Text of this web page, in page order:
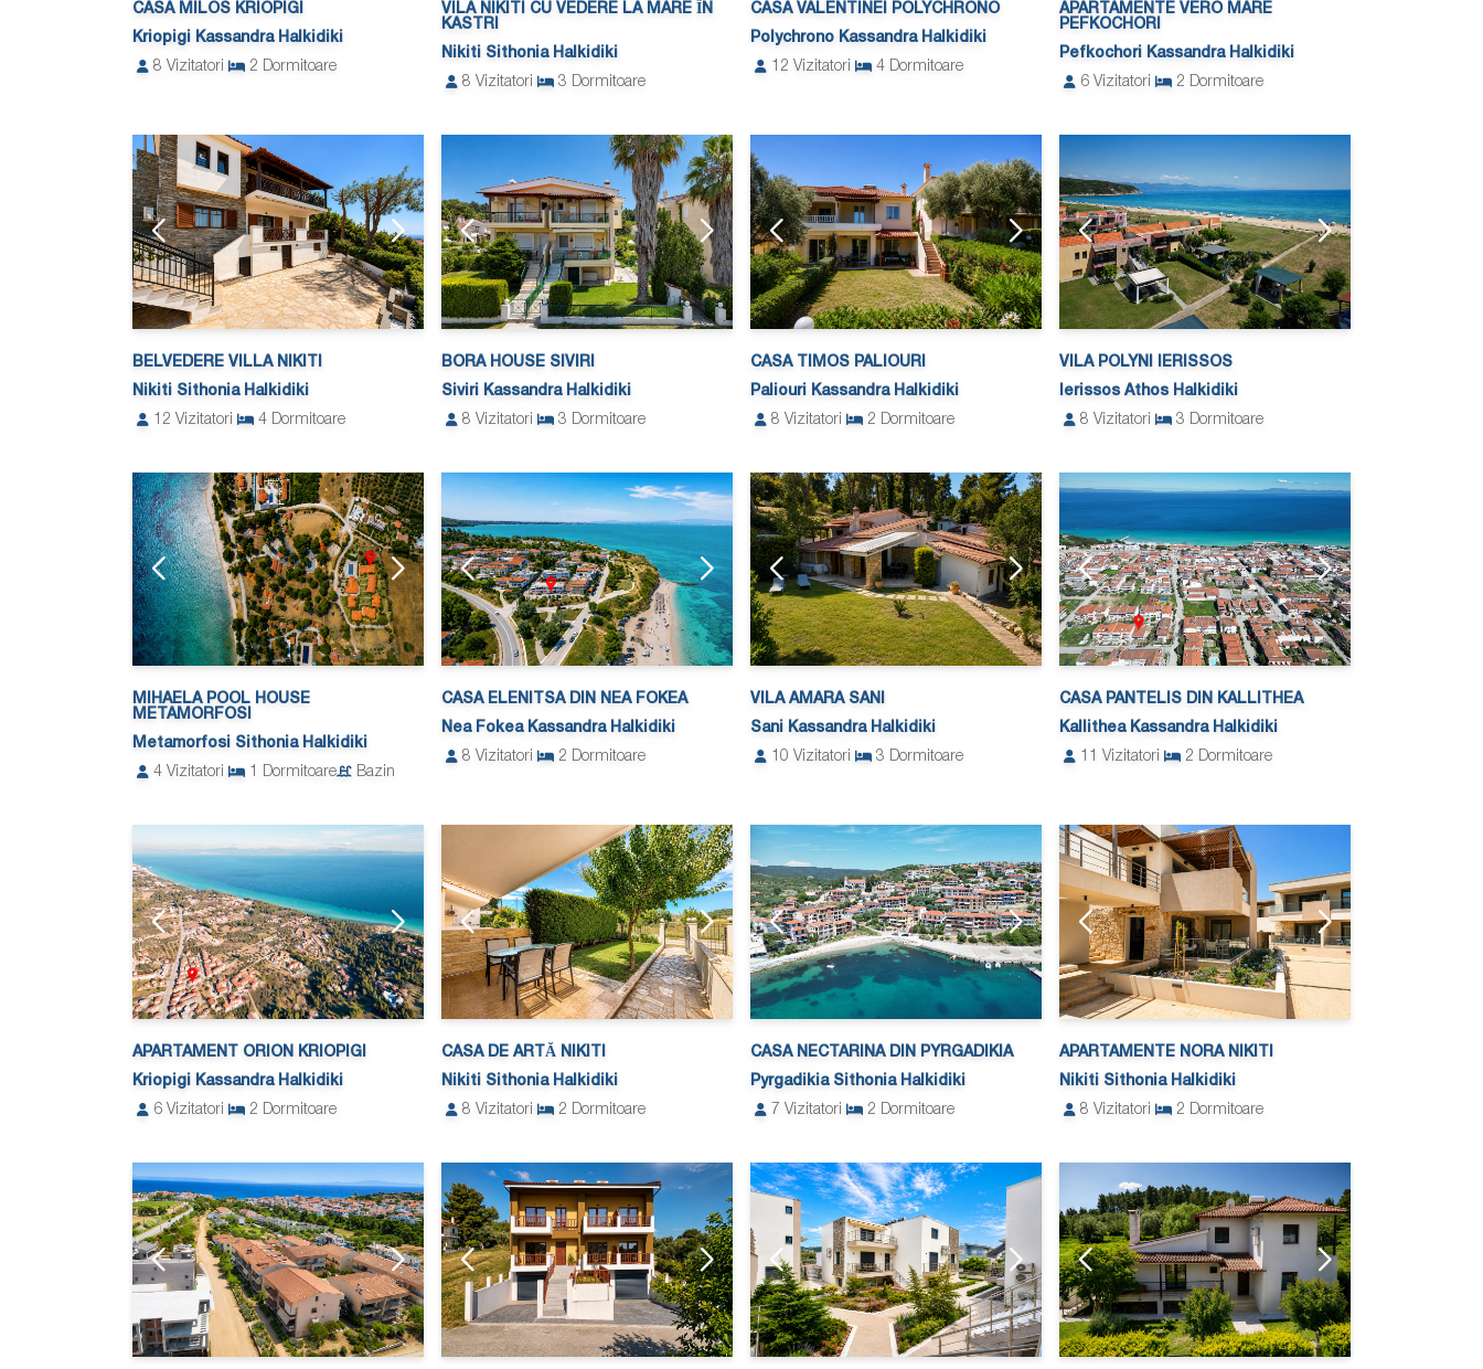
CASA MILOS KRIOPIGI
Kriopigi Kassandra Halkidiki
8 Vizitatori 2 Dormitoare
VILA NIKITI CU VEDERE LA MARE ÎN
KASTRI
Nikiti Sithonia Halkidiki
8 Vizitatori 3 Dormitoare
CASA VALENTINEI POLYCHRONO
Polychrono Kassandra Halkidiki
12 Vizitatori 4 Dormitoare
APARTAMENTE VERO MARE
PEFKOCHORI
Pefkochori Kassandra Halkidiki
6 Vizitatori 2 Dormitoare
BELVEDERE VILLA NIKITI
Nikiti Sithonia Halkidiki
12 Vizitatori 4 Dormitoare
BORA HOUSE SIVIRI
Siviri Kassandra Halkidiki
8 Vizitatori 3 Dormitoare
CASA TIMOS PALIOURI
Paliouri Kassandra Halkidiki
8 Vizitatori 2 Dormitoare
VILA POLYNI IERISSOS
Ierissos Athos Halkidiki
8 Vizitatori 3 Dormitoare
MIHAELA POOL HOUSE
METAMORFOSI
Metamorfosi Sithonia Halkidiki
4 Vizitatori Dormitoare Bazin
CASA ELENITSA DIN NEA FOKEA
Nea Fokea Kassandra Halkidiki
8 Vizitatori 2 Dormitoare
VILA AMARA SANI
Sani Kassandra Halkidiki
10 Vizitatori 3 Dormitoare
CASA PANTELIS DIN KALLITHEA
Kallithea Kassandra Halkidiki
Vizitatori 2 Dormitoare
APARTAMENT ORION KRIOPIGI
Kriopigi Kassandra Halkidiki
6 Vizitatori 2 Dormitoare
CASA DE ARTĂ NIKITI
Nikiti Sithonia Halkidiki
8 Vizitatori 2 Dormitoare
CASA NECTARINA DIN PYRGADIKIA
Pyrgadikia Sithonia Halkidiki
7 Vizitatori 2 Dormitoare
APARTAMENTE NORA NIKITI
Nikiti Sithonia Halkidiki
8 Vizitatori 2 Dormitoare